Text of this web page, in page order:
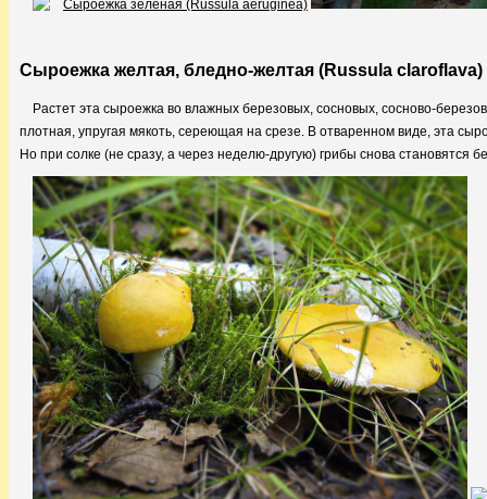
Сыроежка желтая, бледно-желтая (Russula claroflava)
Растет эта сыроежка во влажных березовых, сосновых, сосново-
плотная, упругая мякоть, сереющая на срезе. В отваренном виде, эта
Но при солке (не сразу, а через неделю-другую) грибы снова становятся